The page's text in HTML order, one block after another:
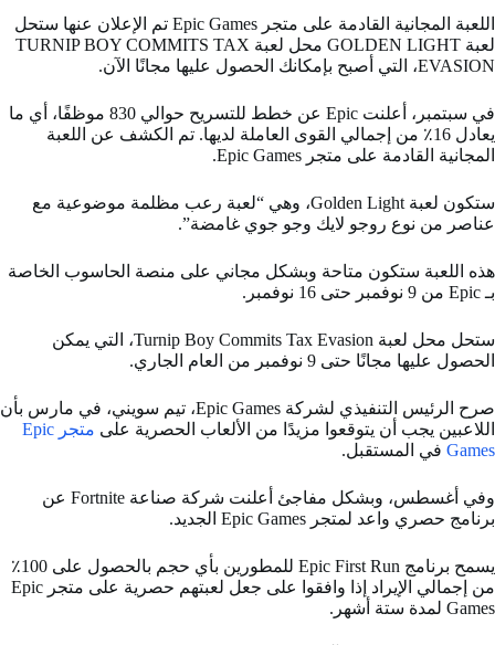
e
b
o
k
r
e
g
e
r
s
p
p
e
e
s
t
g
a
m
e
I
اللعبة المجانية القادمة على متجر Epic Games تم الإعلان عنها ستحل
لعبة GOLDEN LIGHT محل لعبة TURNIP BOY COMMITS TAX
EVASION، التي أصبح بإمكانك الحصول عليها مجانًا الآن.
في سبتمبر، أعلنت Epic عن خطط للتسريح حوالي 830 موظفًا، أي ما
يعادل 16٪ من إجمالي القوى العاملة لديها. تم الكشف عن اللعبة
المجانية القادمة على متجر Epic Games.
ستكون لعبة Golden Light، وهي “لعبة رعب مظلمة موضوعية مع
عناصر من نوع روجو لايك وجو جوي غامضة”.
هذه اللعبة ستكون متاحة وبشكل مجاني على منصة الحاسوب الخاصة
بـ Epic من 9 نوفمبر حتى 16 نوفمبر.
ستحل محل لعبة Turnip Boy Commits Tax Evasion، التي يمكن
الحصول عليها مجانًا حتى 9 نوفمبر من العام الجاري.
صرح الرئيس التنفيذي لشركة Epic Games، تيم سويني، في مارس بأن
اللاعبين يجب أن يتوقعوا مزيدًا من الألعاب الحصرية على
متجر Epic
Games في المستقبل.
وفي أغسطس، وبشكل مفاجئ أعلنت شركة صناعة Fortnite عن
برنامج حصري واعد لمتجر Epic Games الجديد.
يسمح برنامج Epic First Run للمطورين بأي حجم بالحصول على 100٪
من إجمالي الإيراد إذا وافقوا على جعل لعبتهم حصرية على متجر Epic
Games لمدة ستة أشهر.